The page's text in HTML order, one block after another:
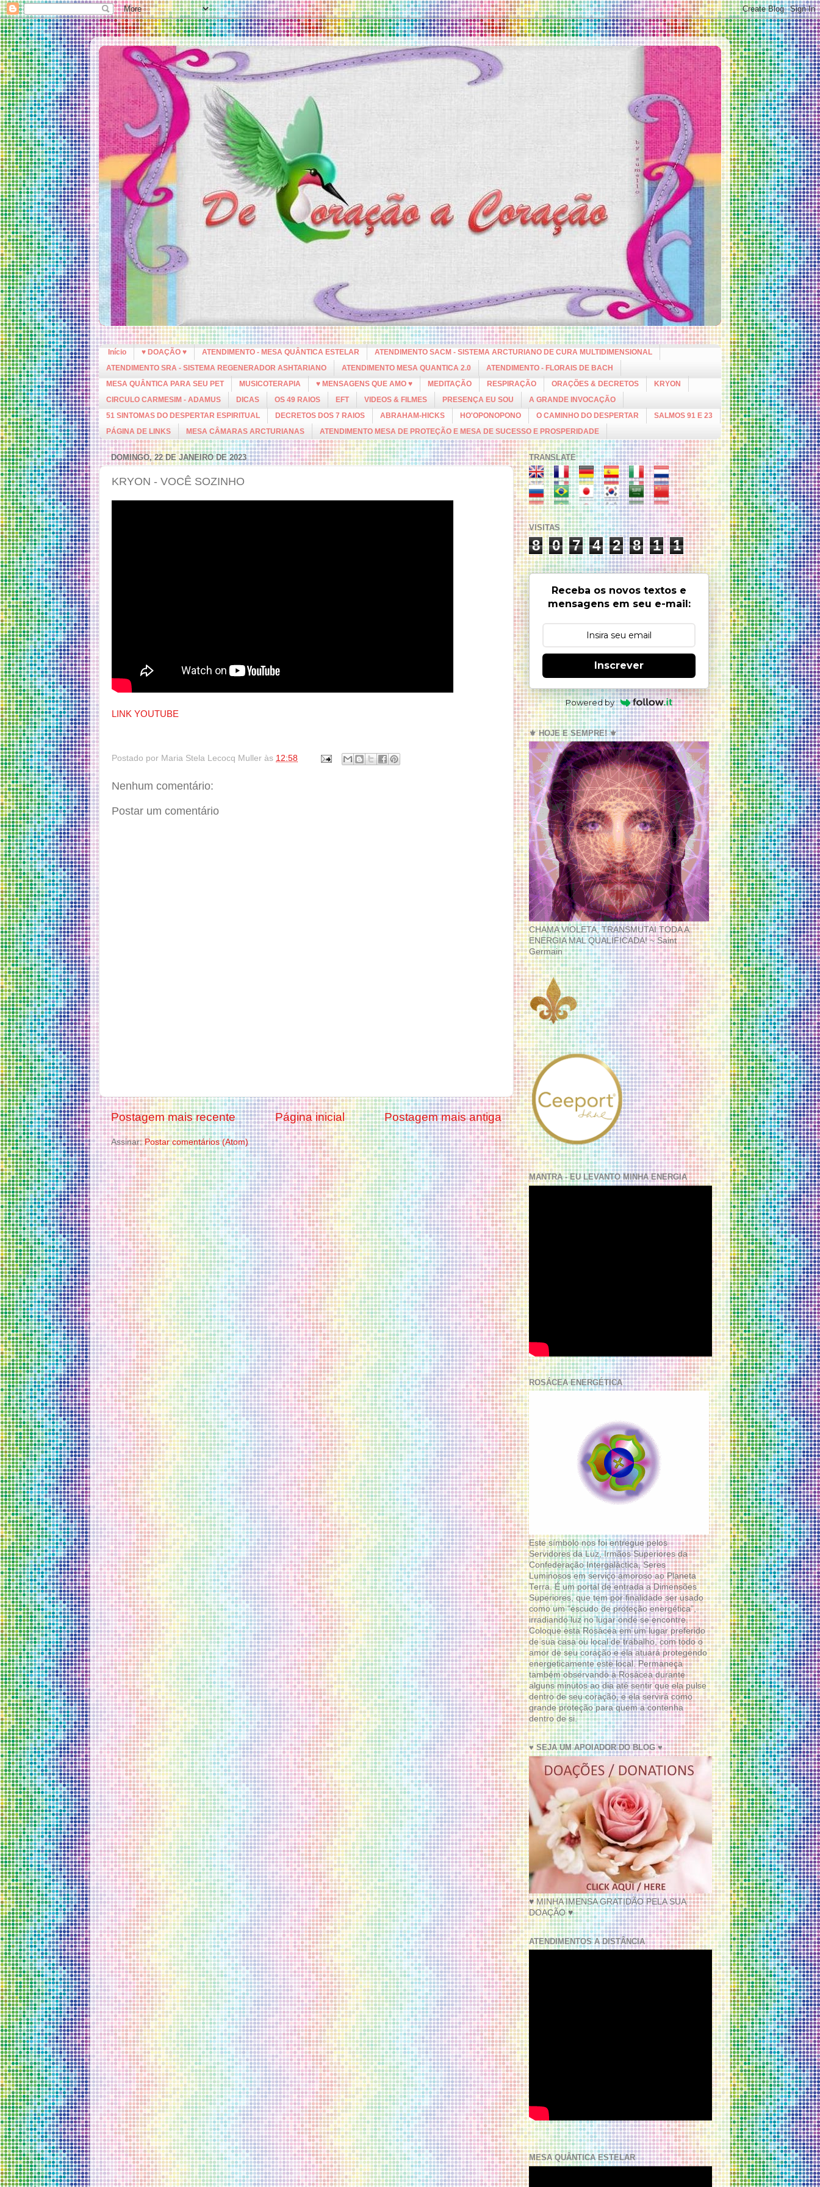
Início ♥ DOAÇÃO ♥ ATENDIMENTO - MESA QUÂNTICA ESTELAR
ATENDIMENTO SACM - SISTEMA ARCTURIANO DE CURA MULTIDIMENSIONAL
ATENDIMENTO SRA - SISTEMA REGENERADOR ASHTARIANO
ATENDIMENTO MESA QUANTICA 2.0
ATENDIMENTO - FLORAIS DE BACH
MESA QUÂNTICA PARA SEU PET
MUSICOTERAPIA ♥ MENSAGENS QUE AMO ♥ MEDITAÇÃO RESPIRAÇÃO ORAÇÕES & DECRETOS
KRYON
CIRCULO CARMESIM - ADAMUS
DICAS OS 49 RAIOS EFT VIDEOS & FILMES PRESENÇA EU SOU
A GRANDE INVOCAÇÃO
51 SINTOMAS DO DESPERTAR ESPIRITUAL
DECRETOS DOS 7 RAIOS ABRAHAM-HICKS HO'OPONOPONO O CAMINHO DO DESPERTAR
SALMOS 91 E 23
PÁGINA DE LINKS
MESA CÂMARAS ARCTURIANAS ATENDIMENTO MESA DE PROTEÇÃO E MESA DE SUCESSO E PROSPERIDADE
DOMINGO, 22 DE JANEIRO DE 2023
KRYON - VOCÊ SOZINHO
LINK YOUTUBE
Postado por Maria Stela Lecocq Muller às 12:58
Nenhum comentário:
Postar um comentário
Postagem mais recente Postagem mais antiga
Página inicial
Assinar:Postar comentários (Atom)
TRANSLATE
VISITAS
8 0 7 4 2 8 1 1
Receba os novos textos e
mensagens em seu e-mail:
Inscrever
Powered by
⚜️ HOJE E SEMPRE! ⚜️
CHAMA VIOLETA, TRANSMUTAI TODA A
ENERGIA MAL QUALIFICADA! ~ Saint
Germain
MANTRA - EU LEVANTO MINHA ENERGIA
ROSÁCEA ENERGÉTICA
Este símbolo nos foi entregue pelos
Servidores da Luz, Irmãos Superiores da
Confederação Intergaláctica, Seres
Luminosos em serviço amoroso ao Planeta
Terra. É um portal de entrada a Dimensões
Superiores, que tem por finalidade ser usado
como um “escudo de proteção energética”,
irradiando luz no lugar onde se encontre.
Coloque esta Rosácea em um lugar preferido
de sua casa ou local de trabalho, com todo o
amor de seu coração e ela atuará protegendo
energeticamente este local. Permaneça
também observando a Rosácea durante
alguns minutos ao dia até sentir que ela pulse
dentro de seu coração, e ela servirá como
grande proteção para quem a contenha
dentro de si.
♥ SEJA UM APOIADOR DO BLOG ♥
♥ MINHA IMENSA GRATIDÃO PELA SUA
DOAÇÃO ♥
ATENDIMENTOS A DISTÂNCIA
MESA QUÂNTICA ESTELAR